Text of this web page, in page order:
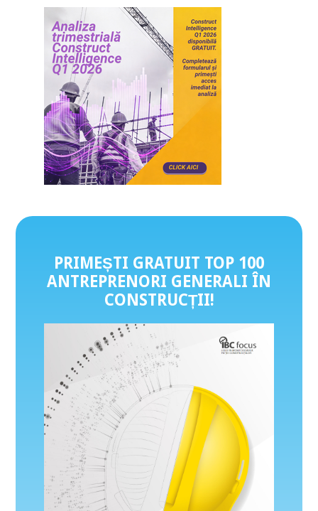
PRIMEȘTI GRATUIT TOP 100
ANTREPRENORI GENERALI ÎN
CONSTRUCȚII!